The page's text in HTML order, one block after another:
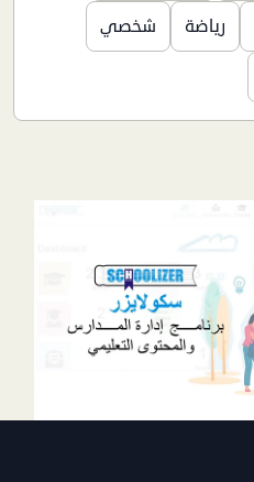
رياضة شخصي